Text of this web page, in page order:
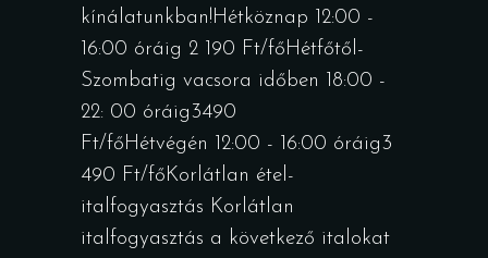
kínálatunkban!Hétköznap 12:00 -
16:00 óráig 2 190 Ft/főHétfőtől-
Szombatig vacsora időben 18:00 -
22: 00 óráig3490
Ft/főHétvégén 12:00 - 16:00 óráig3
490 Ft/főKorlátlan étel-
italfogyasztás Korlátlan
italfogyasztás a következő italokat